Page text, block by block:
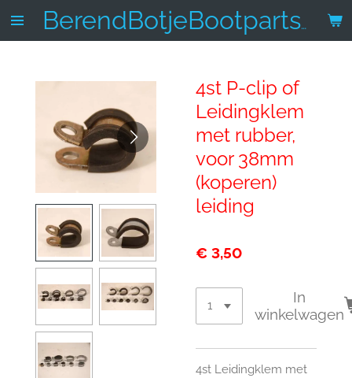
Ga
hoofdinhoud
BerendBotjeBootparts.nl
4st P-clip of
Leidingklem
met rubber,
voor 38mm
(koperen)
leiding
€ 3,50
In
winkelwagen
4st Leidingklem met